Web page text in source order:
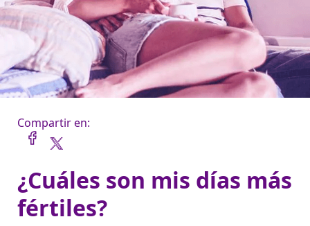
Compartir en:
¿Cuáles son mis días más
fértiles?